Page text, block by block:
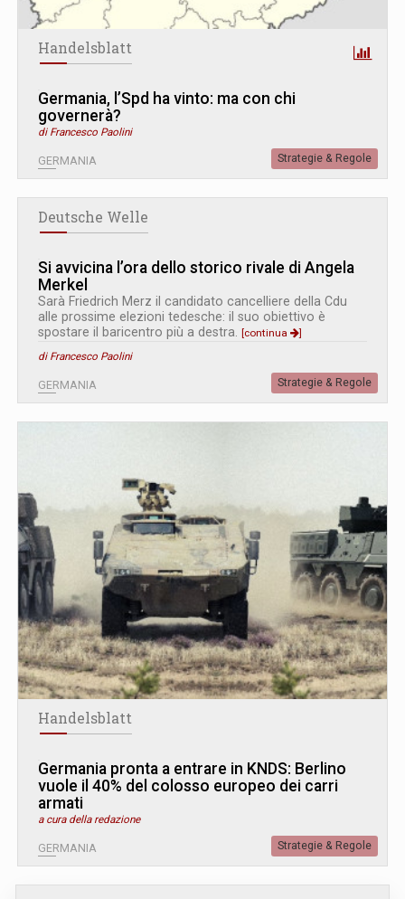
Handelsblatt
Germania, l’Spd ha vinto: ma con chi
governerà?
di Francesco Paolini
GERMANIA Strategie & Regole
Deutsche Welle
Si avvicina l’ora dello storico rivale di Angela
Merkel
Sarà Friedrich Merz il candidato cancelliere della Cdu
alle prossime elezioni tedesche: il suo obiettivo è
spostare il baricentro più a destra. [continua
]
di Francesco Paolini
GERMANIA Strategie & Regole
Handelsblatt
Germania pronta a entrare in KNDS: Berlino
vuole il 40% del colosso europeo dei carri
armati
a cura della redazione
GERMANIA Strategie & Regole